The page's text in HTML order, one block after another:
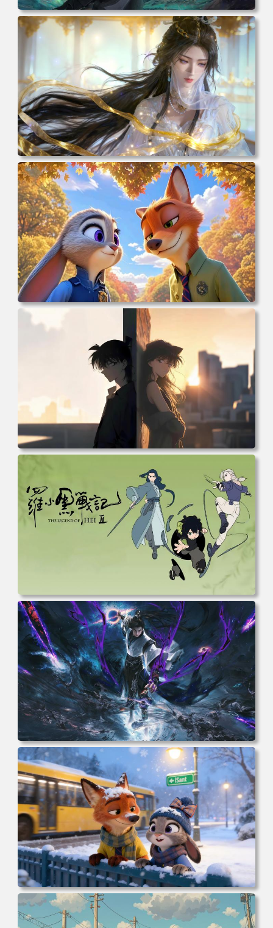
电脑壁纸 动漫 凡人修仙传 韩立 结婴 4k壁纸 3840x2160 电
脑桌面 高清壁纸 壁纸下载 壁纸大全
电脑壁纸 动漫 紫灵 冰清玉洁《凡人修仙传》4k壁纸 3840x2
160 电脑桌面 高清壁纸 壁纸下载 壁纸大全
电脑壁纸 动漫 兔子朱迪 狐狸尼克 疯狂动物城 秋叶 秋天森
林 蓝天 4k壁纸 电脑桌面 高清壁纸 壁纸下载 壁纸大全
电脑壁纸 柯南和小兰背靠背 夕阳 日落 4K动漫壁纸 电脑桌
面 高清壁纸 壁纸下载 壁纸大全
电脑壁纸 动漫 无限 罗小黑 罗小黑战记 罗小黑战记2 风息
鹿野师姐 电脑桌面 高清壁纸 壁纸下载 壁纸大全
电脑壁纸 完美世界 荒天帝石昊 4K高清动漫壁纸 电脑桌面
高清壁纸 壁纸下载 壁纸大全
电脑壁纸 动漫 冬季 公交车 朱迪狐尼克 4K 电脑壁纸 3840x2
160 电脑桌面 高清壁纸 壁纸下载 壁纸大全